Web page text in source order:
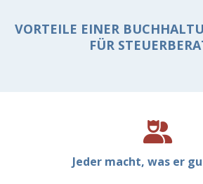
VORTEILE EINER
FÜR
Jeder macht, was er